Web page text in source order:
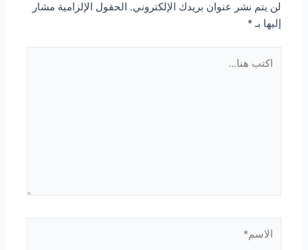
لن يتم نشر عنوان بريدك الإلكتروني. الحقول الإلزامية مشار
إليها بـ*
هنا...